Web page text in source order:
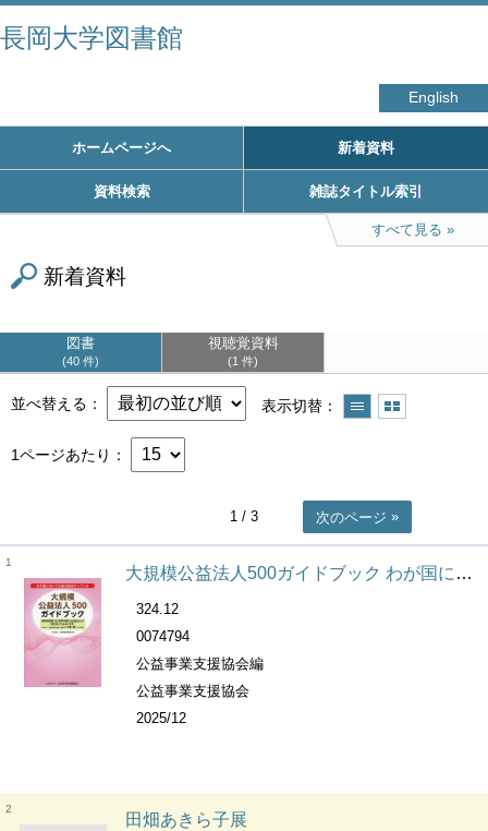
長岡大学図書館
English
ホームページへ 新着資料
資料検索 雑誌タイトル索引
すべて見る
新着資料
図書
40 件
視聴覚資料
1 件
並べ替える 表示切替
1ページあたり
1 / 3 次のページ
1
大規模公益法人500ガイドブック わが国において公益活動を行っている
324.12
0074794
公益事業支援協会編
公益事業支援協会
2025/12
2
田畑あきら子展